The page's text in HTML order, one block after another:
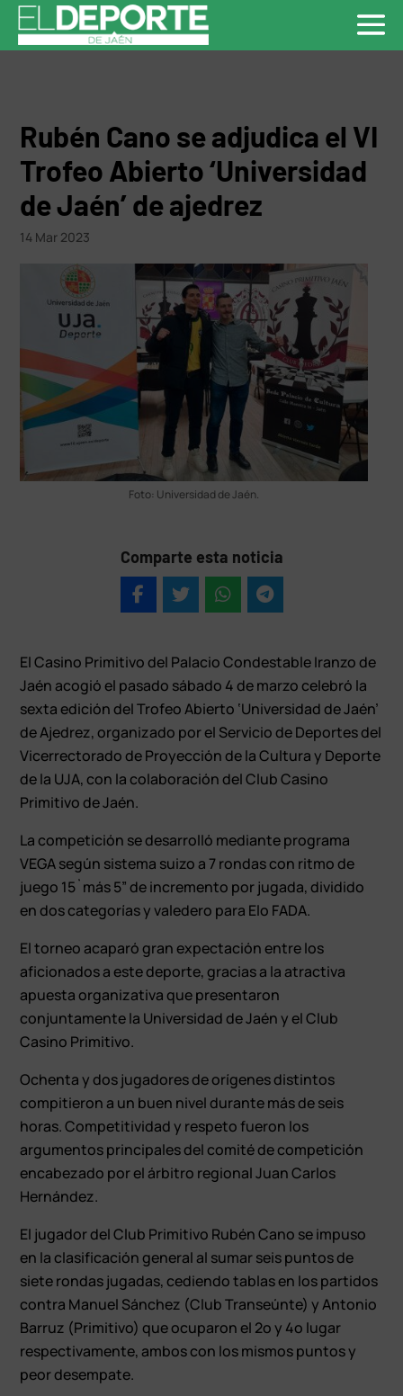
Rubén Cano se adjudica el VI
Trofeo Abierto ‘Universidad
de Jaén’ de ajedrez
14 Mar 2023
Foto: Universidad de Jaén.
Comparte esta noticia
El Casino Primitivo del Palacio Condestable Iranzo de
Jaén acogió el pasado sábado 4 de marzo celebró la
sexta edición del Trofeo Abierto ‘Universidad de Jaén’
de Ajedrez, organizado por el Servicio de Deportes del
Vicerrectorado de Proyección de la Cultura y Deporte
de la UJA, con la colaboración del Club Casino
Primitivo de Jaén.
La competición se desarrolló mediante programa
VEGA según sistema suizo a 7 rondas con ritmo de
juego 15`más 5” de incremento por jugada, dividido
en dos categorías y valedero para Elo FADA.
El torneo acaparó gran expectación entre los
aficionados a este deporte, gracias a la atractiva
apuesta organizativa que presentaron
conjuntamente la Universidad de Jaén y el Club
Casino Primitivo.
Ochenta y dos jugadores de orígenes distintos
compitieron a un buen nivel durante más de seis
horas. Competitividad y respeto fueron los
argumentos principales del comité de competición
encabezado por el árbitro regional Juan Carlos
Hernández.
El jugador del Club Primitivo Rubén Cano se impuso
en la clasificación general al sumar seis puntos de
siete rondas jugadas, cediendo tablas en los partidos
contra Manuel Sánchez (Club Transeúnte) y Antonio
Barruz (Primitivo) que ocuparon el 2º y 4º lugar
respectivamente, ambos con los mismos puntos y
peor desempate.